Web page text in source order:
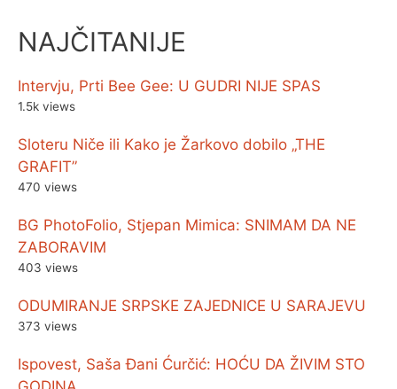
NAJČITANIJE
Intervju, Prti Bee Gee: U GUDRI NIJE SPAS
1.5k views
Sloteru Niče ili Kako je Žarkovo dobilo „THE
GRAFIT”
470 views
BG PhotoFolio, Stjepan Mimica: SNIMAM DA NE
ZABORAVIM
403 views
ODUMIRANJE SRPSKE ZAJEDNICE U SARAJEVU
373 views
Ispovest, Saša Đani Ćurčić: HOĆU DA ŽIVIM STO